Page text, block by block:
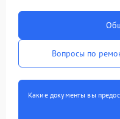
Вопросы по
Какие документы вы